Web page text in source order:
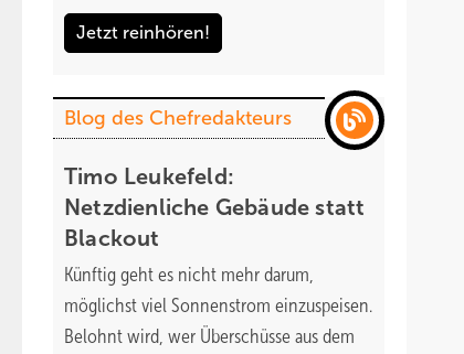
Jetzt reinhören!
Blog des Chefredakteurs
Timo Leukefeld:
Netzdienliche Gebäude statt
Blackout
Künftig geht es nicht mehr darum,
möglichst viel Sonnenstrom einzuspeisen.
Belohnt wird, wer Überschüsse aus dem